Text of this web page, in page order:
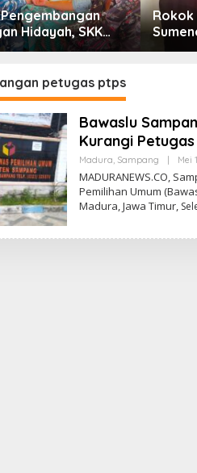
Hidayah, SKK
North Madura II
Sampang
Rokok
petugas ptps
Bawaslu
Kurangi Petugas
Madura, Sampang Mei
MADURANEWS.CO,
Pemilihan Umum
Madura, Jawa Timur,